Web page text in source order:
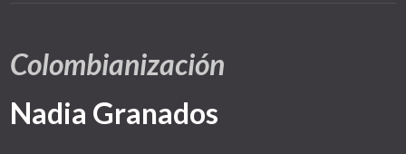
Colombianización
Nadia Granados